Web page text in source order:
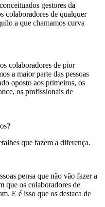
gestores da
colaboradores de qualquer
a que chamamos curva
colaboradores de pior
a maior parte das pessoas
oposto aos primeiros, os
os profissionais de
que fazem a diferença.
pensa que não vão fazer a
que os colaboradores de
E é isso que os destaca de